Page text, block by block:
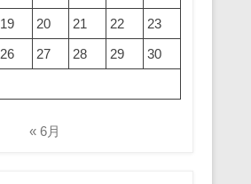
19 20 21 22
23
26 27 28 29
30
« 6月